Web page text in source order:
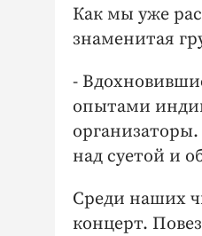
Как мы уже
знаменитая
-
опытами
над суетой и
Среди наших
концерт.